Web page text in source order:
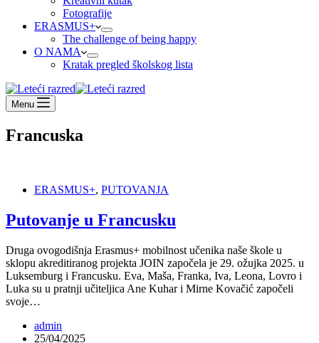
Fotografije
ERASMUS+
The challenge of being happy
O NAMA
Kratak pregled školskog lista
Menu
Francuska
ERASMUS+, PUTOVANJA
Putovanje u Francusku
Druga ovogodišnja Erasmus+ mobilnost učenika naše škole u
sklopu akreditiranog projekta JOIN započela je 29. ožujka 2025. u
Luksemburg i Francusku. Eva, Maša, Franka, Iva, Leona, Lovro i
Luka su u pratnji učiteljica Ane Kuhar i Mirne Kovačić započeli
svoje…
admin
25/04/2025